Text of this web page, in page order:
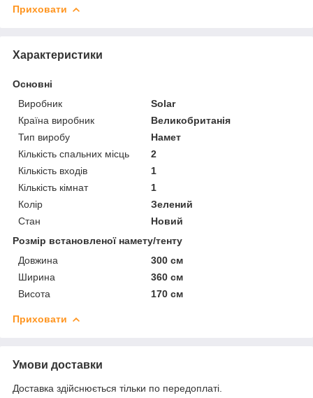
Приховати
Характеристики
Основні
Виробник
Solar
Країна виробник
Великобританія
Тип виробу
Намет
Кількість спальних місць
2
Кількість входів
1
Кількість кімнат
1
Колір
Зелений
Стан
Новий
Розмір встановленої намету/тенту
Довжина
300 см
Ширина
360 см
Висота
170 см
Приховати
Умови доставки
Доставка здійснюється тільки по передоплаті.